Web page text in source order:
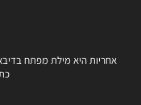
אחריות היא מילת מפתח